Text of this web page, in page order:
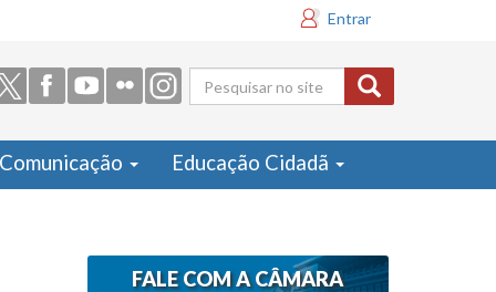
Entrar
Formulário
de busca
Comunicação Educação Cidadã
FALE COM A CÂMARA